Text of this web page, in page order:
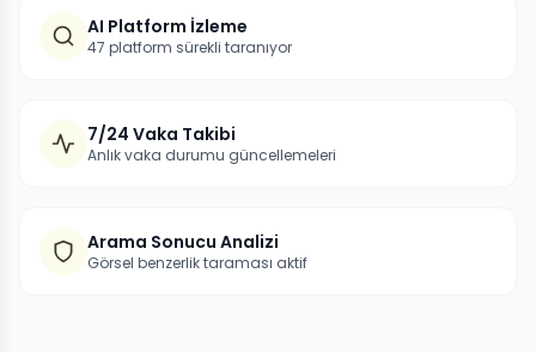
AI Platform İzleme
47 platform sürekli taranıyor
7/24 Vaka Takibi
Anlık vaka durumu güncellemeleri
Arama Sonucu Analizi
Görsel benzerlik taraması aktif